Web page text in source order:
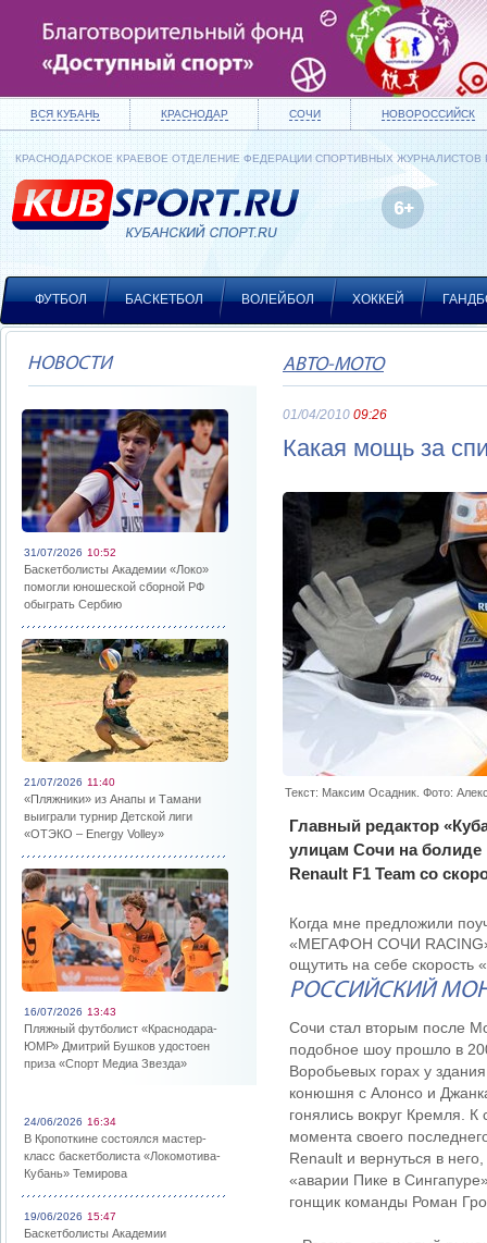
ВСЯ КУБАНЬ КРАСНОДАР СОЧИ НОВОРОССИЙСК
КРАСНОДАРСКОЕ КРАЕВОЕ ОТДЕЛЕНИЕ ФЕДЕРАЦИИ СПОРТИВНЫХ ЖУРНАЛИСТОВ
ФУТБОЛ БАСКЕТБОЛ ВОЛЕЙБОЛ ХОККЕЙ
НОВОСТИ
31/07/2026 10:52
Баскетболисты Академии «Локо»
помогли юношеской сборной РФ
обыграть Сербию
21/07/2026 11:40
«Пляжники» из Анапы и Тамани
выиграли турнир Детской лиги
«ОТЭКО – Energy Volley»
16/07/2026 13:43
Пляжный футболист «Краснодара-
ЮМР» Дмитрий Бушков удостоен
приза «Спорт Медиа Звезда»
24/06/2026 16:34
В Кропоткине состоялся мастер-
класс баскетболиста «Локомотива-
Кубань» Темирова
19/06/2026 15:47
Баскетболисты Академии
АВТО-МОТО
01/04/2010 09:26
Какая мощь за
Текст: Максим Осадник. Фото:
Главный редактор
улицам Сочи на
Renault F1 Team со
Когда мне предложили
«МЕГАФОН СОЧИ RACING»,
ощутить на себе скорость
РОССИЙСКИЙ
Сочи стал вторым после
подобное шоу прошло в
Воробьевых горах у
конюшня с Алонсо и
гонялись вокруг Кремля.
момента своего
Renault и вернуться в
«аварии Пике в
гонщик команды Роман